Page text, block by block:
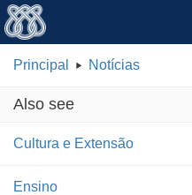
Principal Notícias
Also see
Cultura e Extensão
Ensino